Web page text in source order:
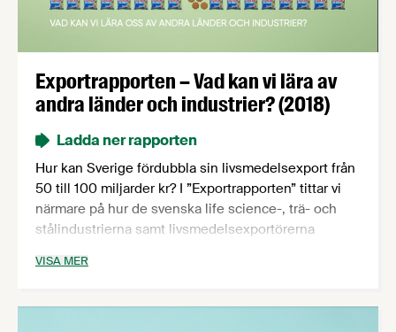
Exportrapporten – Vad kan vi lära av
andra länder och industrier? (2018)
Ladda ner rapporten
Hur kan Sverige fördubbla sin livsmedelsexport från
50 till 100 miljarder kr? I ”Exportrapporten” tittar vi
närmare på hur de svenska life science-, trä- och
stålindustrierna samt livsmedelsexportörerna
exporten. Utifrån vår analys kommer vi med sex
livsmedelsexporten.
VISA MER